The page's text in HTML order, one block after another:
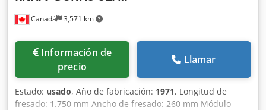
Canadá 3,571 km
Información de
precio
Llamar
Estado: usado, Año de fabricación: 1971, Longitud de
fresado: 1.750 mm Ancho de fresado: 260 mm Módulo